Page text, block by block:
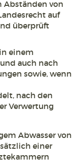
Abständen von
auf
überprüft
einem
auch nach
sowie, wenn
nach den
Verwertung
Abwasser von
einer